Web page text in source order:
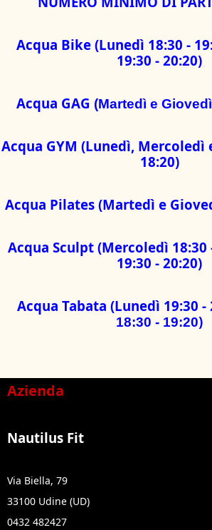
Acqua Bike (Lunedì 18:30 -
19:30 - 20:20)
Acqua GAG (Martedì e
Acqua GYM (Lunedì, Mercoledì
18:20)
Acqua Pilates (Martedì e
Acqua Sculpt (Mercoledì 18:30
19:30 - 20:20)
Acqua Tabata (Lunedì 19:30 -
18:30 - 19:20)
Azienda
Nautilus Fit
Via Biella, 79
33100 Udine (UD)
0432 482427